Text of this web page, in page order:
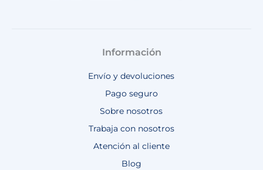
Información
Envío y devoluciones
Pago seguro
Sobre nosotros
Trabaja con nosotros
Atención al cliente
Blog